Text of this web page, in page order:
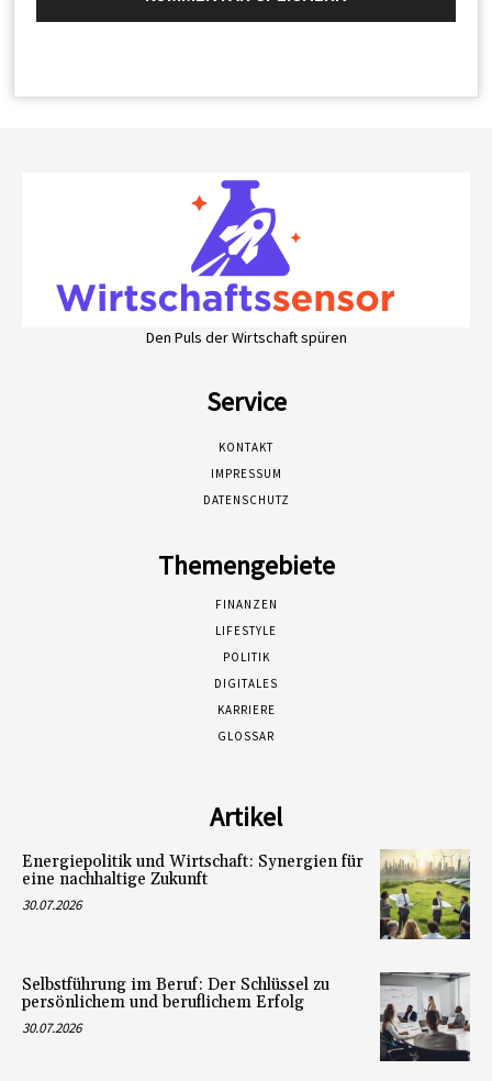
Den Puls der Wirtschaft spüren
Service
KONTAKT
IMPRESSUM
DATENSCHUTZ
Themengebiete
FINANZEN
LIFESTYLE
POLITIK
DIGITALES
KARRIERE
GLOSSAR
Artikel
Energiepolitik und Wirtschaft: Synergien für
eine nachhaltige Zukunft
30.07.2026
Selbstführung im Beruf: Der Schlüssel zu
persönlichem und beruflichem Erfolg
30.07.2026